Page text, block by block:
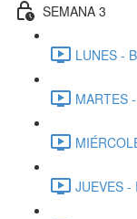
SEMANA 3
LUNES -
MARTES
JUEVES -